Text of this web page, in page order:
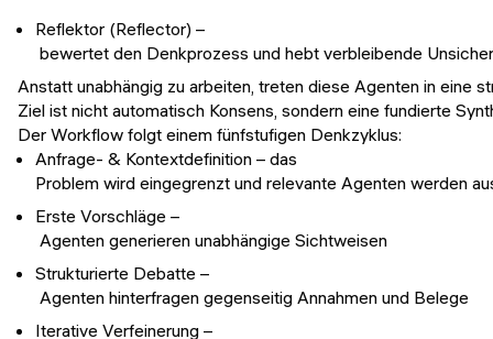
Reflektor (Reflector) –
bewertet den Denkprozess und hebt verbleibende
Anstatt unabhängig zu arbeiten, treten diese Agenten in eine
Ziel ist nicht automatisch Konsens, sondern eine fundierte
Der Workflow folgt einem fünfstufigen Denkzyklus:
Anfrage- & Kontextdefinition – das
Problem wird eingegrenzt und relevante Agenten werden
Erste Vorschläge –
Agenten generieren unabhängige Sichtweisen
Strukturierte Debatte –
Agenten hinterfragen gegenseitig Annahmen und Belege
Iterative Verfeinerung –